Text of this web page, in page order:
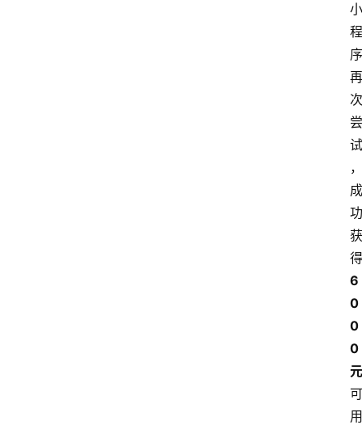
小
程
序
再
次
尝
试
，
成
功
获
得
6
0
0
0
元
可
用